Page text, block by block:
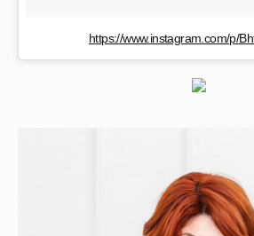
https://www.instagram.com/p/